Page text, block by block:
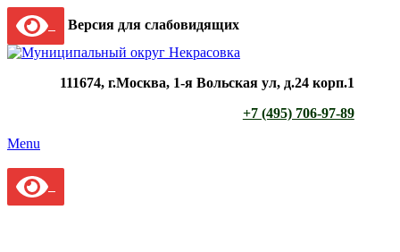
Версия для слабовидящих
111674, г.Москва, 1-я Вольская ул, д.24 корп.1
+7 (495) 706-97-89
Menu